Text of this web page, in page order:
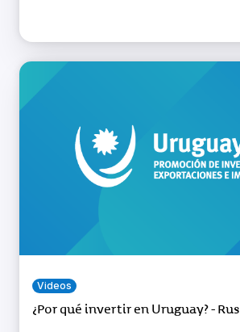
Videos
¿Por qué invertir en Uruguay? -